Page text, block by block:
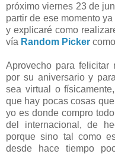
próximo viernes 23 de
partir de ese momento
y explicaré como
vía Random Picker
Aprovecho para felicitar
por su aniversario y
sea virtual o
que hay pocas cosas
yo es donde compro
del internacional, de
porque sino tal como
desde hace tiempo